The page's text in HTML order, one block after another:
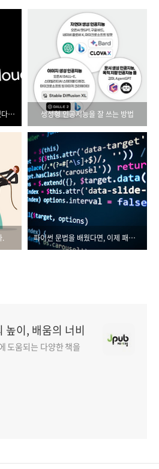
구글 클라우드 개발자는 참 좋겠다, 이 책이 나와서 생성형 인공지능을 잘 쓰는 방법
. 파이썬 문법을 배웠다면, 이제 패러다임이다
높이, 배움의 너비
도움되는 다양한 책을